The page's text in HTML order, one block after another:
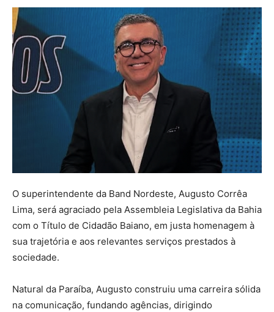
O superintendente da Band Nordeste, Augusto Corrêa
Lima, será agraciado pela Assembleia Legislativa da Bahia
com o Título de Cidadão Baiano, em justa homenagem à
sua trajetória e aos relevantes serviços prestados à
sociedade.
Natural da Paraíba, Augusto construiu uma carreira sólida
na comunicação, fundando agências, dirigindo